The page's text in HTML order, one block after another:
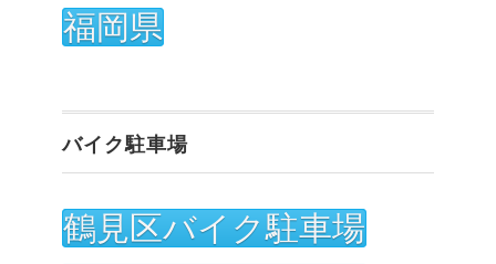
福岡県
バイク駐車場
鶴見区バイク駐車場